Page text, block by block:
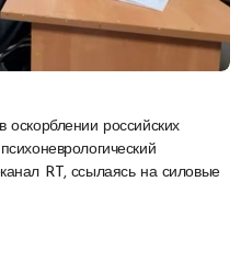
RT, ссылаясь на силовые